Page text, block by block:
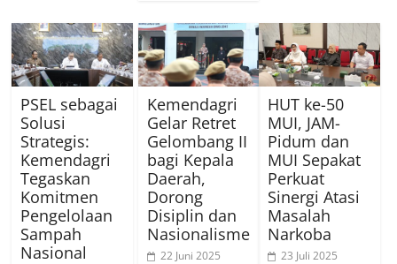
PSEL sebagai
Solusi
Strategis:
Kemendagri
Tegaskan
Komitmen
Pengelolaan
Sampah
Nasional
Kemendagri
Gelar Retret
Gelombang II
bagi Kepala
Daerah,
Dorong
Disiplin dan
Nasionalisme
22 Juni 2025
HUT ke-50
MUI, JAM-
Pidum dan
MUI Sepakat
Perkuat
Sinergi Atasi
Masalah
Narkoba
23 Juli 2025